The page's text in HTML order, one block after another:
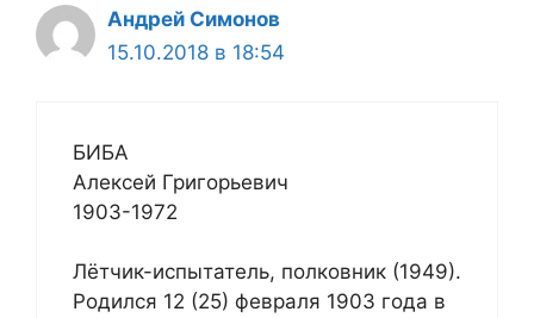
Андрей Симонов
15.10.2018 в 18:54
БИБА
Алексей Григорьевич
1903-1972
Лётчик-испытатель, полковник (1949).
Родился 12 (25) февраля 1903 года в